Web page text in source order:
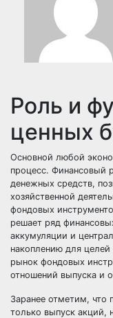
Роль и
ценных
Основной любой
процесс. Финансовый
денежных средств,
хозяйственной
фондовых
решает ряд
аккумуляции и
накоплению для
рынок фондовых
отношений выпуска и
Заранее отметим, что
только выпуск акций,